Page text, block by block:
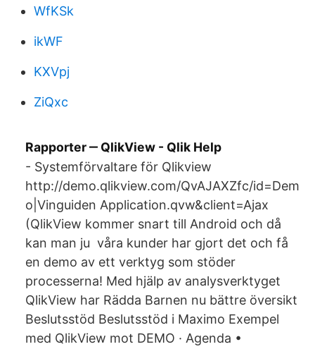
WfKSk
ikWF
KXVpj
ZiQxc
Rapporter ‒ QlikView - Qlik Help
- Systemförvaltare för Qlikview
http://demo.qlikview.com/QvAJAXZfc/id=Dem
o|Vinguiden Application.qvw&client=Ajax
(QlikView kommer snart till Android och då
kan man ju våra kunder har gjort det och få
en demo av ett verktyg som stöder
processerna! Med hjälp av analysverktyget
QlikView har Rädda Barnen nu bättre översikt
Beslutsstöd Beslutsstöd i Maximo Exempel
med QlikView mot DEMO · Agenda •